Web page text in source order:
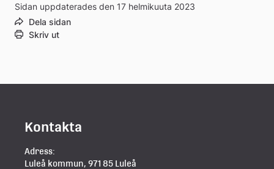
Sidan uppdaterades den 17 helmikuuta 2023
Dela sidan
Skriv ut
Kontakta
Adress:
Luleå kommun, 971 85 Luleå